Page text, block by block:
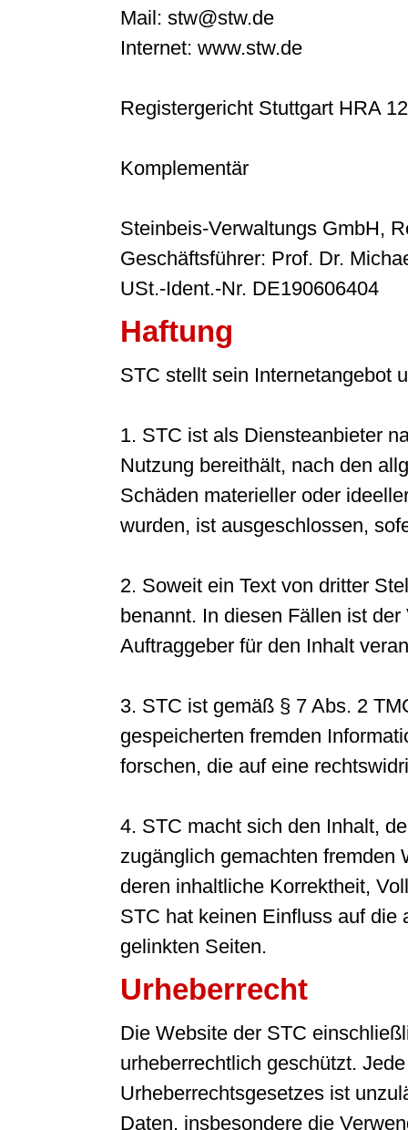
Mail: stw@stw.de
Internet: www.stw.de
Registergericht Stuttgart HRA
Komplementär
Steinbeis-Verwaltungs GmbH,
Geschäftsführer: Prof. Dr.
USt.-Ident.-Nr. DE190606404
Haftung
STC stellt sein Internetangebot
1. STC ist als Diensteanbieter
Nutzung bereithält, nach den
Schäden materieller oder
wurden, ist ausgeschlossen,
2. Soweit ein Text von dritter
benannt. In diesen Fällen ist
Auftraggeber für den Inhalt
3. STC ist gemäß § 7 Abs. 2
gespeicherten fremden
forschen, die auf eine
4. STC macht sich den Inhalt,
zugänglich gemachten fremden
deren inhaltliche Korrektheit,
STC hat keinen Einfluss auf die
gelinkten Seiten.
Urheberrecht
Die Website der STC
urheberrechtlich geschützt.
Urheberrechtsgesetzes ist
Daten, insbesondere die